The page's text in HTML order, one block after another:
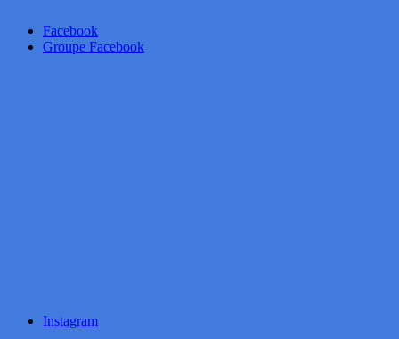
Facebook
Groupe Facebook
Instagram